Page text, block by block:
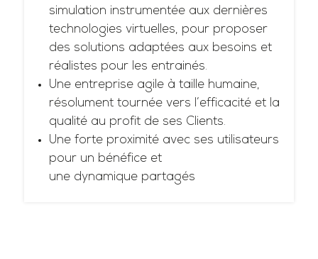
simulation instrumentée aux dernières
technologies virtuelles, pour proposer
des solutions adaptées aux besoins et
réalistes pour les entrainés.
Une entreprise agile à taille humaine,
résolument tournée vers l’efficacité et la
qualité au profit de ses Clients.
Une forte proximité avec ses utilisateurs
pour un bénéfice et
une dynamique partagés